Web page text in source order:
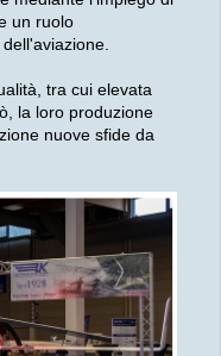
un ruolo
tra cui elevata
la loro produzione
nuove sfide da